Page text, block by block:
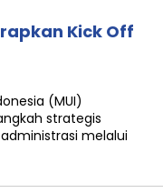
Kick Off
(MUI)
strategis
melalui